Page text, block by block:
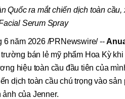
Quốc ra mắt chiến dịch toàn cầu,
Serum Spray
6 năm 2026/PRNewswire/ --
bán lẻ mỹ phẩm Hoa Kỳ
hiệu toàn cầu đầu tiên của
dịch toàn cầu chú trọng vào sản
của Jenner.